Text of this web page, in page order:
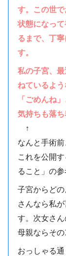
す。この世
状態になっ
るまで、丁
す。
私の子宮、
ねているよ
「ごめんね
気持ちも落ち
↑
なんと手術
これを公開
ること」の
子宮からど
さんなら私
す。次女さ
母親ならその
おっしゃる